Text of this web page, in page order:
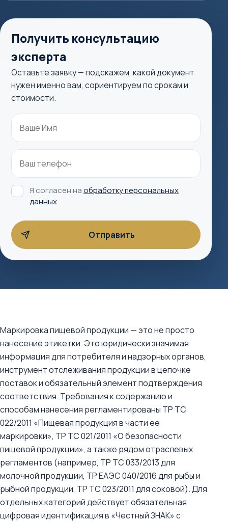
Получить консультацию
эксперта
Оставьте заявку — подскажем, какой документ
нужен именно вам, сориентируем по срокам и
стоимости.
Я согласен наобработку персональных
данных
Маркировка пищевой продукции — это не просто
нанесение этикетки. Это юридически значимая
информация для потребителя и надзорных органов,
инструмент отслеживания продукции в цепочке
поставок и обязательный элемент подтверждения
соответствия. Требования к содержанию и
способам нанесения регламентированы ТР ТС
022/2011 «Пищевая продукция в части ее
маркировки», ТР ТС 021/2011 «О безопасности
пищевой продукции», а также рядом отраслевых
регламентов (например, ТР ТС 033/2013 для
молочной продукции, ТР ЕАЭС 040/2016 для рыбы и
рыбной продукции, ТР ТС 023/2011 для соковой). Для
отдельных категорий действует обязательная
цифровая идентификация в «Честный ЗНАК» с